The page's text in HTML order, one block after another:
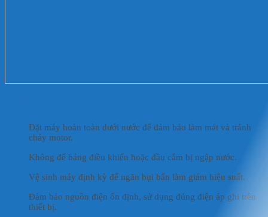
Đặt máy hoàn toàn dưới nước để đảm bảo làm mát và tránh
cháy motor.
Không để bảng điều khiển hoặc đầu cắm bị ngập nước.
Vệ sinh máy định kỳ để ngăn bụi bẩn làm giảm hiệu suất.
Đảm bảo nguồn điện ổn định, sử dụng đúng điện áp ghi trên
thiết bị.